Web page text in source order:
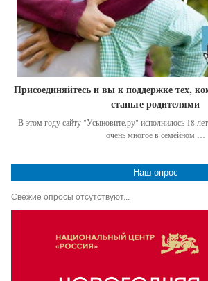
Присоединяйтесь и вы к поддержке тех,
станьте родителями
В этом году сайту "Усыновите.ру" исполнилось 18
очень многое в семейном …
Наш опрос
Свежие опросы отсутствуют...